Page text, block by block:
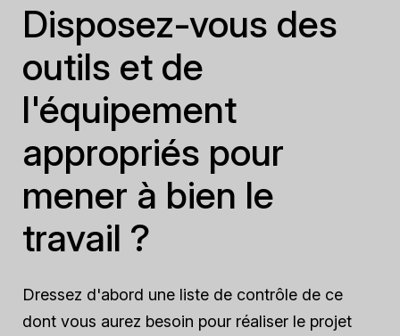
Disposez-vous des
outils et de
l'équipement
appropriés pour
mener à bien le
travail ?
Dressez d'abord une liste de contrôle de ce
dont vous aurez besoin pour réaliser le projet